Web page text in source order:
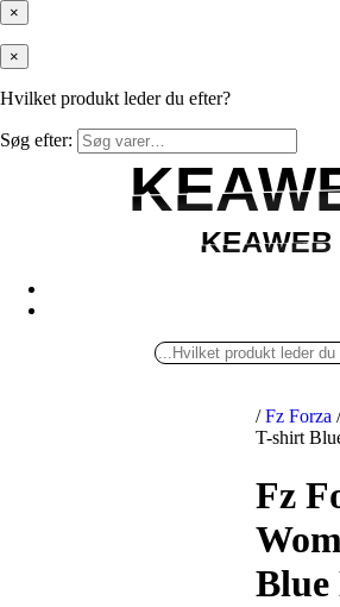
×
×
Hvilket produkt leder du efter?
Søg efter:
KEAWEB
KEAWEB
/ Fz Forza
T-shirt
Fz